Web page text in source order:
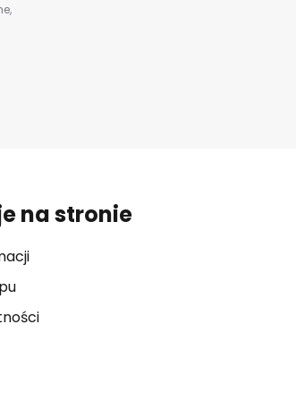
na stronie